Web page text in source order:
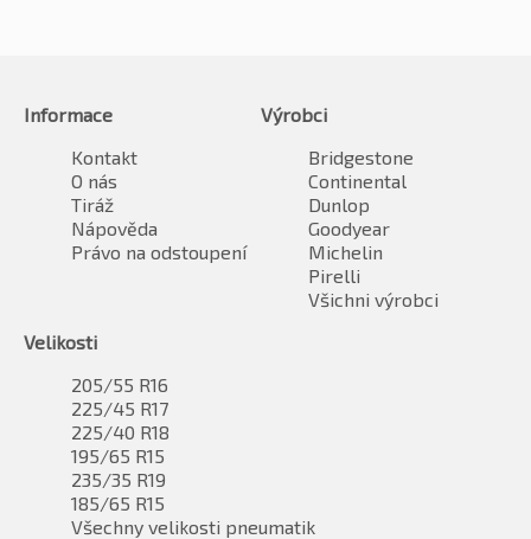
Informace
Kontakt
O nás
Tiráž
Nápověda
Právo na odstoupení
Výrobci
Bridgestone
Continental
Dunlop
Goodyear
Michelin
Pirelli
Všichni výrobci
Velikosti
205/55 R16
225/45 R17
225/40 R18
195/65 R15
235/35 R19
185/65 R15
Všechny velikosti pneumatik